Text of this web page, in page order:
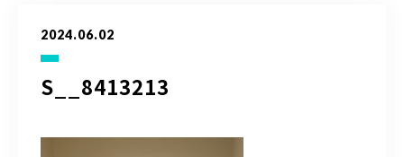
2024.06.02
S__8413213
画塾ブログ